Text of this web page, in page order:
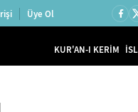
Üye Ol
KUR'AN-I KERİM